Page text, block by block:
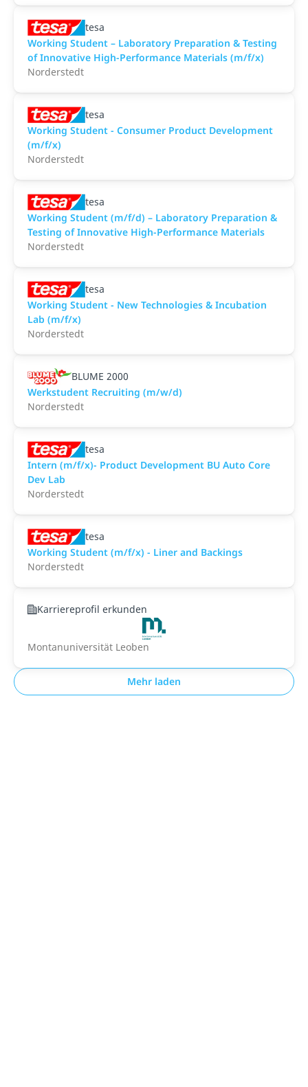
tesa
Working Student – Laboratory Preparation & Testing
of Innovative High-Performance Materials (m/f/x)
Norderstedt
tesa
Working Student - Consumer Product Development
(m/f/x)
Norderstedt
tesa
Working Student (m/f/d) – Laboratory Preparation &
Testing of Innovative High-Performance Materials
Norderstedt
tesa
Working Student - New Technologies & Incubation
Lab (m/f/x)
Norderstedt
BLUME 2000
Werkstudent Recruiting (m/w/d)
Norderstedt
tesa
Intern (m/f/x)- Product Development BU Auto Core
Dev Lab
Norderstedt
tesa
Working Student (m/f/x) - Liner and Backings
Norderstedt
Karriereprofil erkunden
Montanuniversität Leoben
Mehr laden